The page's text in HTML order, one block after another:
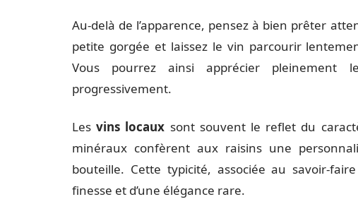
Au-delà de l’apparence, pensez à bien prêter
petite gorgée et laissez le vin parcourir
Vous pourrez ainsi apprécier pleinement
progressivement.
Lesvins locaux sont souvent le reflet du
minéraux confèrent aux raisins une
bouteille. Cette typicité, associée au savoir-
finesse et d’une élégance rare.